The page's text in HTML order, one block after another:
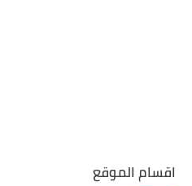
اقسام الموقع